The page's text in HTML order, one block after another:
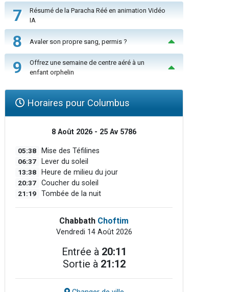
7
Résumé de la Paracha Réé en animation Vidéo
IA
8 Avaler son propre sang, permis ?
9
Offrez une semaine de centre aéré à un
enfant orphelin
Horaires pour Columbus
8 Août 2026 - 25 Av 5786
05:38 Mise des Téfilines
06:37 Lever du soleil
13:38 Heure de milieu du jour
20:37 Coucher du soleil
21:19 Tombée de la nuit
Chabbath Choftim
Vendredi 14 Août 2026
Entrée à 20:11
Sortie à 21:12